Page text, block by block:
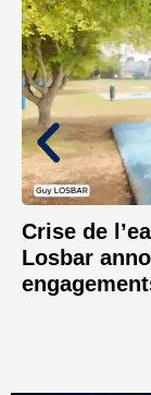
Crise de
Losbar